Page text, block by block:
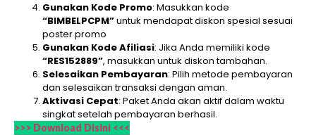
Gunakan Kode Promo: Masukkan kode
“BIMBELPCPM”untuk mendapat diskon spesial sesuai
poster promo
Gunakan Kode Afiliasi: Jika Anda memiliki kode
“RES152889”, masukkan untuk diskon tambahan.
Selesaikan Pembayaran: Pilih metode pembayaran
dan selesaikan transaksi dengan aman.
Aktivasi Cepat: Paket Anda akan aktif dalam waktu
singkat setelah pembayaran berhasil.
>>> Download Disini <<<